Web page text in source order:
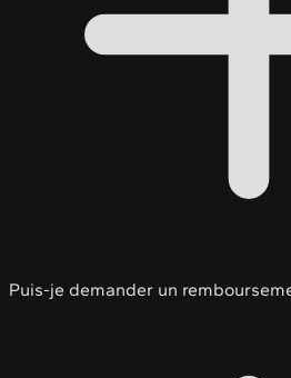
Puis-je demander un